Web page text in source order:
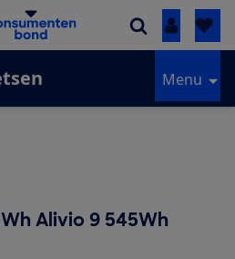
Inloggen
Menu
Alivio 9 545Wh